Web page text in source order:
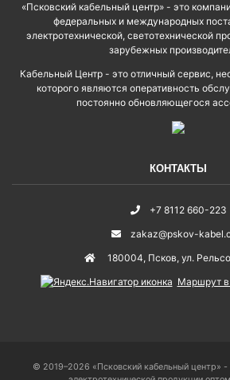
«Псковский кабельный центр» - это
федеральных и международных
электротехнической, светотехнической
зарубежных
Кабельный Центр - это отличный сервис,
которого являются оперативность
постоянно обновляющегося
КОНТАКТЫ
+7 8112 660-223
zakaz@pskov-
180004, Псков, ул.
Маршрут в
© 2019–2026 «Псковский кабельный центр» -